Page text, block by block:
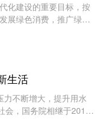
化建设的重要目标，按
展绿色消费，推广绿色
生活
不断增大，提升用水
会，国务院相继于2019